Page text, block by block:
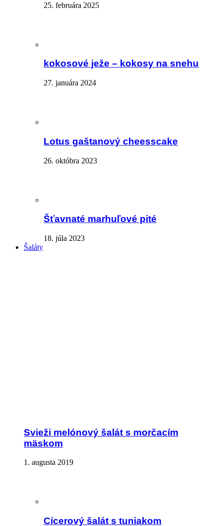
25. februára 2025
kokosové ježe – kokosy na snehu
27. januára 2024
Lotus gaštanový cheesscake
26. októbra 2023
Šťavnaté marhuľové pité
18. júla 2023
Šaláty
Svieži melónový šalát s morčacím
mäskom
1. augusta 2019
Cícerový šalát s tuniakom